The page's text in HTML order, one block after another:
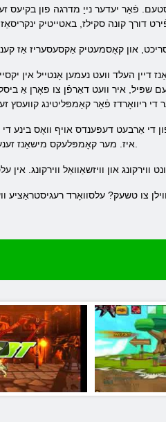
העלד וועט נעמען אָנטייל אין
שפּיל, איר וועט דאַרפֿן צו פאָרן אַ
די אַרבעט דעפּענדס אויף וואָס בינע